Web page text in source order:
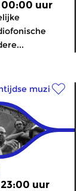
00:00 uur
muziek
uur